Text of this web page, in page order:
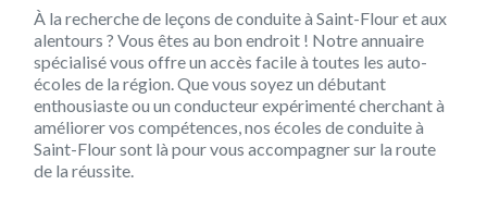
À la recherche de leçons de conduite à Saint-Flour et aux
alentours ? Vous êtes au bon endroit ! Notre annuaire
spécialisé vous offre un accès facile à toutes les auto-
écoles de la région. Que vous soyez un débutant
enthousiaste ou un conducteur expérimenté cherchant à
améliorer vos compétences, nos écoles de conduite à
Saint-Flour sont là pour vous accompagner sur la route
de la réussite.